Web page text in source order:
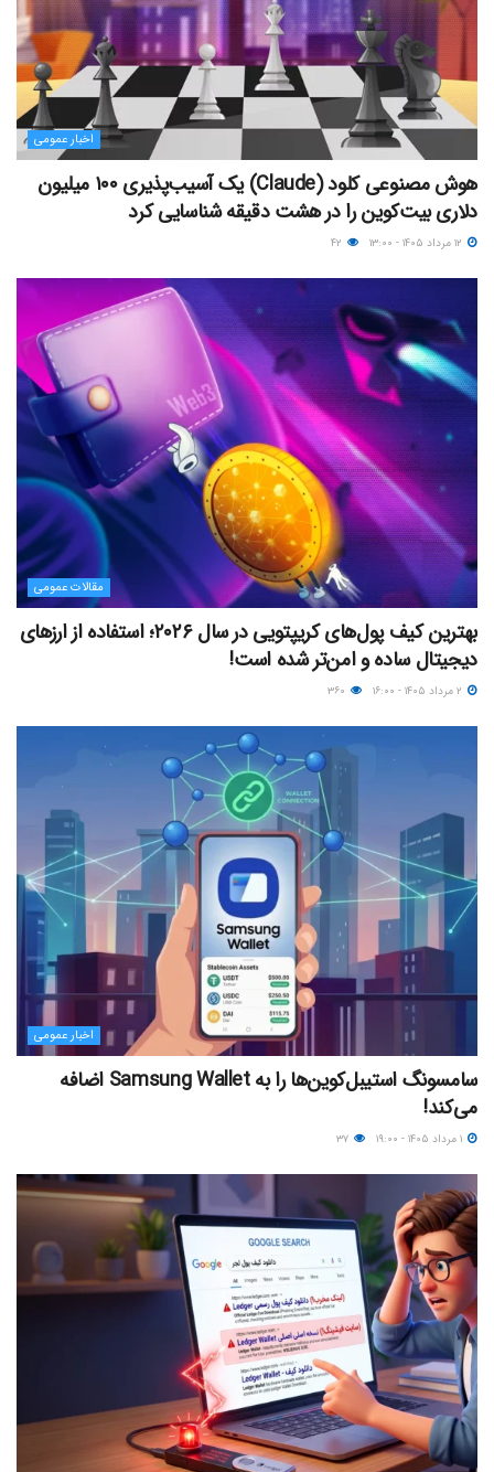
اخبار عمومی
هوش مصنوعی کلود (Claude) یک آسیب‌پذیری ۱۰۰ میلیون
دلاری بیت‌کوین را در هشت دقیقه شناسایی کرد
مقالات عمومی
بهترین کیف پول‌های کریپتویی در سال ۲۰۲۶؛ استفاده از ارزهای
دیجیتال ساده و امن‌تر شده است!
اخبار عمومی
سامسونگ استیبل‌کوین‌ها را به Samsung Wallet اضافه
می‌کند!